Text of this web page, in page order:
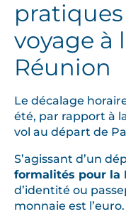
voyage à
Réunion
Le décalage
été, par rapport à
vol au départ de
S’agissant d’un
formalités pour la
d’identité ou
monnaie est l’euro.